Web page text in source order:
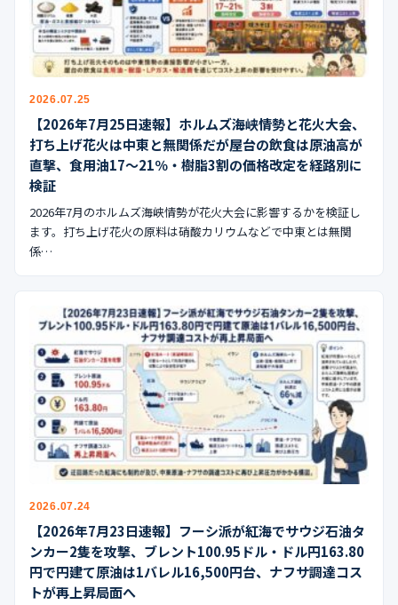
2026.07.25
【2026年7月25日速報】ホルムズ海峡情勢と花火大会、
打ち上げ花火は中東と無関係だが屋台の飲食は原油高が
直撃、食用油17〜21％・樹脂3割の価格改定を経路別に
検証
2026年7月のホルムズ海峡情勢が花火大会に影響するかを検証し
ます。打ち上げ花火の原料は硝酸カリウムなどで中東とは無関
係…
2026.07.24
【2026年7月23日速報】フーシ派が紅海でサウジ石油タ
ンカー2隻を攻撃、ブレント100.95ドル・ドル円163.80
円で円建て原油は1バレル16,500円台、ナフサ調達コス
トが再上昇局面へ